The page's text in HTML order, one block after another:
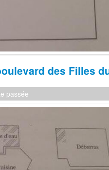
des Filles
passée